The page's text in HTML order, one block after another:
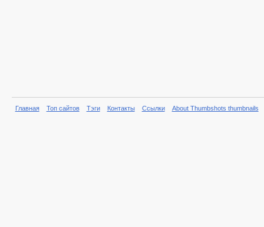
Главная Топ сайтов Тэги Контакты Ссылки About Thumbshots thumbnails